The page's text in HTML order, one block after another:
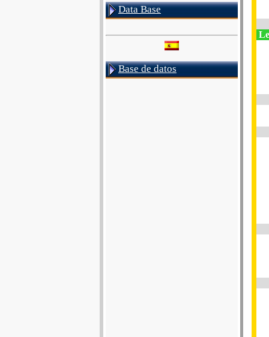
Data Base
Base de datos